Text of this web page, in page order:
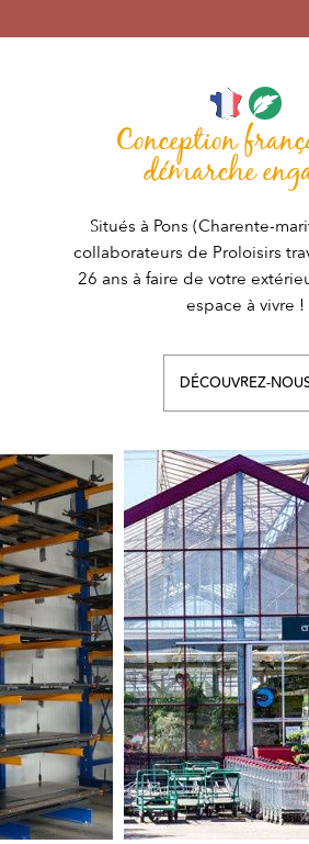
Conception
démarche
Situés à Pons (Charente-
collaborateurs de Proloisirs
26 ans à faire de votre
espace à vivre !
DÉCOUVREZ-